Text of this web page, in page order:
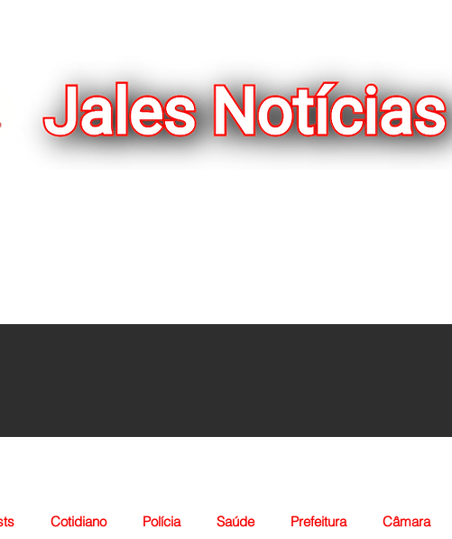
Cotidiano Polícia Saúde Prefeitura Câmara